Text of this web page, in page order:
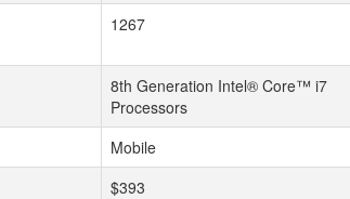
1267
8th Generation Intel® Core™ i7
Processors
Mobile
$393